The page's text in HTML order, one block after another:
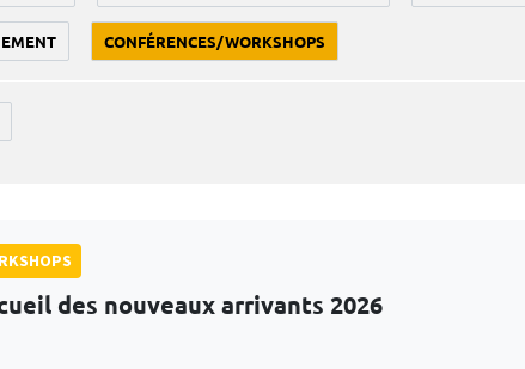
CONFÉRENCES/WORKSHOPS
des nouveaux arrivants 2026